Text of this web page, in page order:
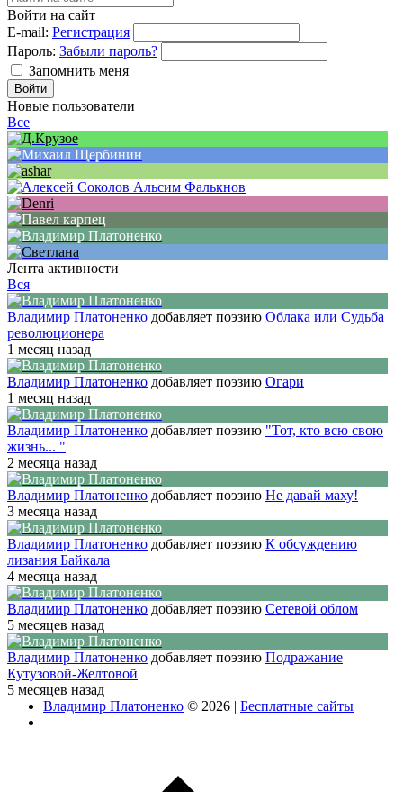
Войти на сайт
E-mail: Регистрация
Пароль: Забыли пароль?
Запомнить меня
Новые пользователи
Все
Лента активности
Вся
Владимир Платоненко добавляет поэзию Облака или Судьба
революционера
1 месяц назад
Владимир Платоненко добавляет поэзию Огари
1 месяц назад
Владимир Платоненко добавляет поэзию "Тот, кто всю свою
жизнь... "
2 месяца назад
Владимир Платоненко добавляет поэзию Не давай маху!
3 месяца назад
Владимир Платоненко добавляет поэзию К обсуждению
лизания Байкала
4 месяца назад
Владимир Платоненко добавляет поэзию Сетевой облом
5 месяцев назад
Владимир Платоненко добавляет поэзию Подражание
Кутузовой-Желтовой
5 месяцев назад
Владимир Платоненко © 2026 | Бесплатные сайты